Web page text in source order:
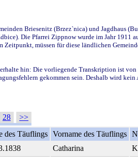
Briesenitz (Brzez`nica) und Jagdhaus
Die Pfarrei Zippnow wurde im Jahr
müssen für diese ländlichen
hin: Die vorliegende Transkription ist
gekommen sein. Deshalb wird kein
28
>>
des Täuflings Vorname des Täuflings
Catharina